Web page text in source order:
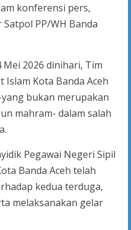
konferensi pers,
PP/WH Banda
Mei 2026 dinihari, Tim
Islam Kota Banda Aceh
bukan merupakan
mahram- dalam salah
Pegawai Negeri Sipil
Banda Aceh telah
kedua terduga,
melaksanakan gelar